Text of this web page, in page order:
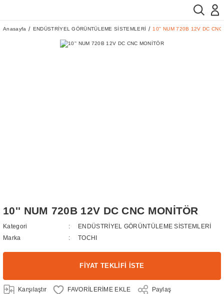
Anasayfa ENDÜSTRİYEL GÖRÜNTÜLEME SİSTEMLERİ 10'' NUM 720B 12V DC CNC
10'' NUM 720B 12V DC CNC MONİTÖR
Kategori
ENDÜSTRİYEL GÖRÜNTÜLEME SİSTEMLERİ
Marka
TOCHI
FİYAT TEKLİFİ İSTE
Karşılaştır Paylaş